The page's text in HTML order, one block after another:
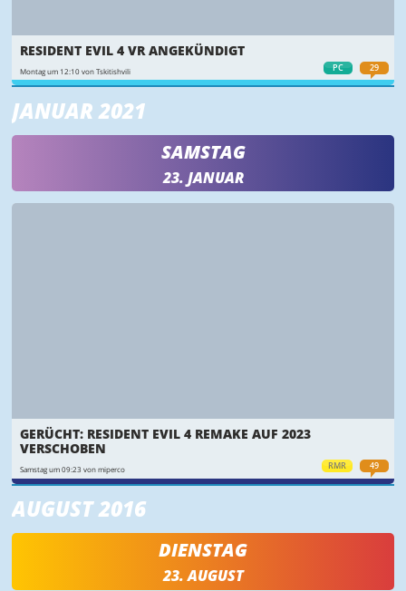
PC 29
RESIDENT EVIL 4 VR ANGEKÜNDIGT
Montag um 12:10 von Tskitishvili
JANUAR 2021
SAMSTAG
23. JANUAR
RMR 49
GERÜCHT: RESIDENT EVIL 4 REMAKE AUF 2023
VERSCHOBEN
Samstag um 09:23 von miperco
AUGUST 2016
DIENSTAG
23. AUGUST